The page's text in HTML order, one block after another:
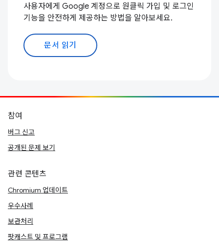
사용자에게 Google 계정으로 원클릭 가입 및 로그인
기능을 안전하게 제공하는 방법을 알아보세요.
문서 읽기
참여
버그 신고
공개된 문제 보기
관련 콘텐츠
Chromium 업데이트
우수사례
보관처리
팟캐스트 및 프로그램